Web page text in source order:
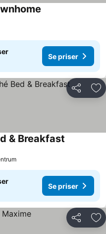
Se priser
Dela
& Breakfast
Se priser
Dela